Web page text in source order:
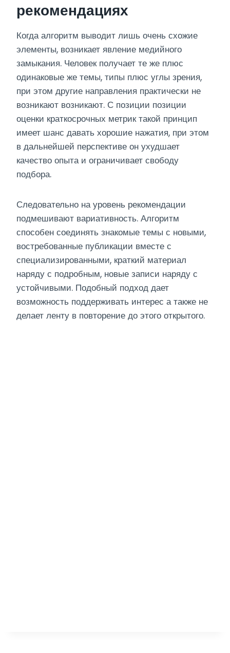
рекомендациях
Когда алгоритм выводит лишь очень схожие
элементы, возникает явление медийного
замыкания. Человек получает те же плюс
одинаковые же темы, типы плюс углы зрения,
при этом другие направления практически не
возникают возникают. С позиции позиции
оценки краткосрочных метрик такой принцип
имеет шанс давать хорошие нажатия, при этом
в дальнейшей перспективе он ухудшает
качество опыта и ограничивает свободу
подбора.
Следовательно на уровень рекомендации
подмешивают вариативность. Алгоритм
способен соединять знакомые темы с новыми,
востребованные публикации вместе с
специализированными, краткий материал
наряду с подробным, новые записи наряду с
устойчивыми. Подобный подход дает
возможность поддерживать интерес а также не
делает ленту в повторение до этого открытого.